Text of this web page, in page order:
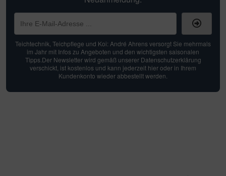
Teichtechnik, Teichpflege und Koi: André Ahrens versorgt Sie mehrmals
im Jahr mit Infos zu Angeboten und den wichtigsten saisonalen
Tipps.Der Newsletter wird gemäß unserer Datenschutzerklärung
verschickt, ist kostenlos und kann jederzeit hier oder in Ihrem
Kundenkonto wieder abbestellt werden.